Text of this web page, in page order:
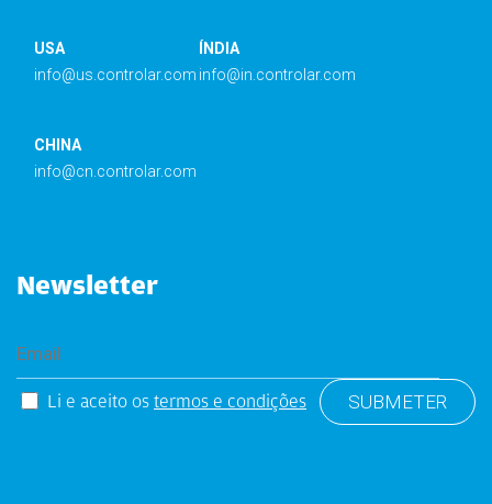
USA
info@us.controlar.com
ÍNDIA
info@in.controlar.com
CHINA
info@cn.controlar.com
Newsletter
Li e aceito os termos e condições